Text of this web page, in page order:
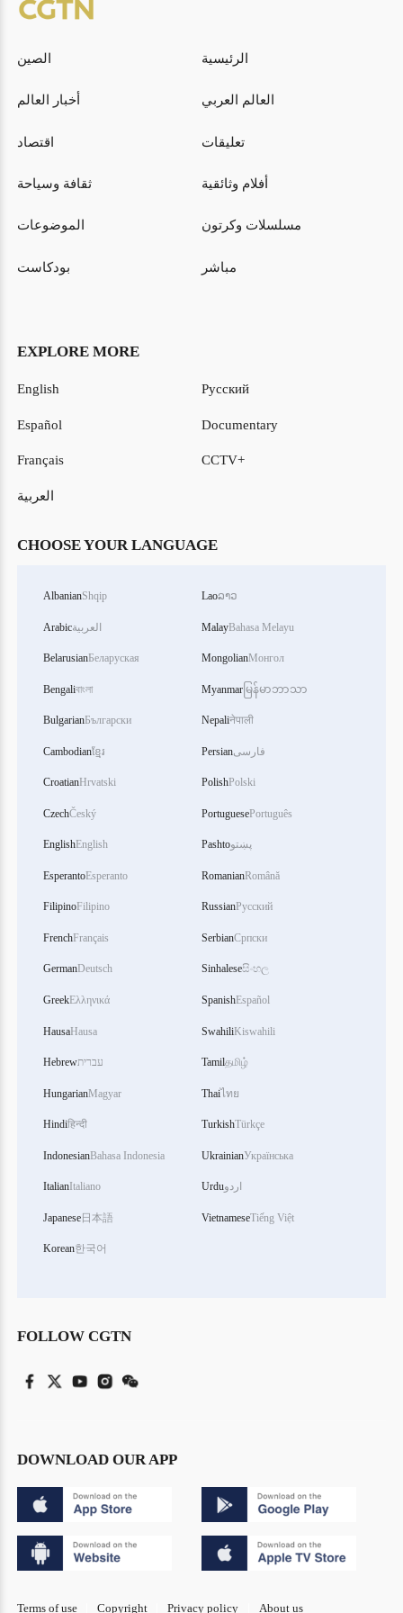
الصين الرئيسية
أخبار العالم العالم العربي
اقتصاد تعليقات
ثقافة وسياحة أفلام وثائقية
الموضوعات مسلسلات وكرتون
بودكاست مباشر
EXPLORE MORE
English
Español
Français
العربية
Русский
Documentary
CCTV+
CHOOSE YOUR LANGUAGE
AlbanianShqip
Arabicالعربية
BelarusianБеларуская
Bengaliবাংলা
BulgarianБългарски
Cambodianខ្មែរ
CroatianHrvatski
CzechČeský
EnglishEnglish
EsperantoEsperanto
FilipinoFilipino
FrenchFrançais
GermanDeutsch
GreekΕλληνικά
HausaHausa
Hebrewעברית
HungarianMagyar
Hindiहिन्दी
IndonesianBahasa Indonesia
ItalianItaliano
Japanese日本語
Korean한국어
Laoລາວ
MalayBahasa Melayu
MongolianМонгол
Myanmar မြန်မာဘာသာ
Nepaliनेपाली
Persianفارسی
PolishPolski
PortuguesePortuguês
Pashtoپښتو
RomanianRomână
RussianРусский
SerbianСрпски
Sinhaleseසිංහල
SpanishEspañol
SwahiliKiswahili
Tamilதமிழ்
Thaiไทย
TurkishTürkçe
UkrainianУкраїнська
Urduاردو
VietnameseTiếng Việt
FOLLOW CGTN
DOWNLOAD OUR APP
Terms of use Copyright Privacy policy About us